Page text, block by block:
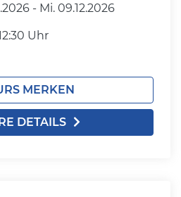
- Mi. 09.12.2026
Uhr
MERKEN
DETAILS